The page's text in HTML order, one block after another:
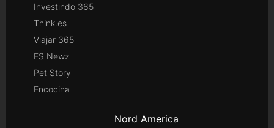
Investindo 365
Think.es
Viajar 365
ES Newz
Pet Story
Encocina
Nord America